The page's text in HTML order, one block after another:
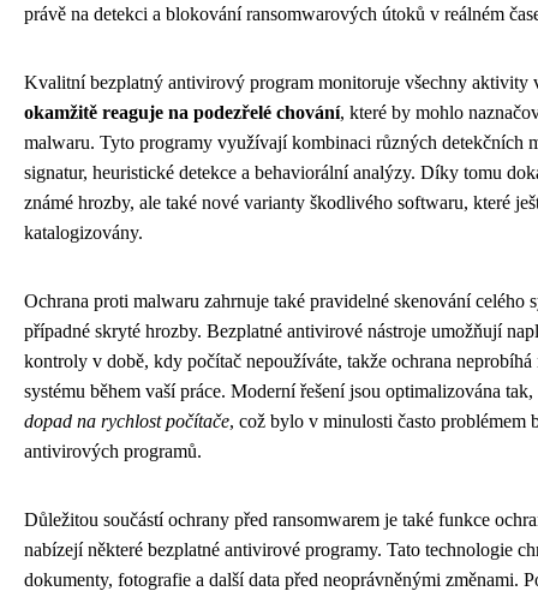
právě na detekci a blokování ransomwarových útoků v reálném
Kvalitní bezplatný antivirový program monitoruje všechny aktivity
okamžitě reaguje na podezřelé chování, které by mohlo
malwaru. Tyto programy využívají kombinaci různých detekčních
signatur, heuristické detekce a behaviorální analýzy. Díky tomu
známé hrozby, ale také nové varianty škodlivého softwaru, které
katalogizovány.
Ochrana proti malwaru zahrnuje také pravidelné skenování celého
případné skryté hrozby. Bezplatné antivirové nástroje umožňují
kontroly v době, kdy počítač nepoužíváte, takže ochrana
systému během vaší práce. Moderní řešení jsou optimalizována
dopad na rychlost počítače, což bylo v minulosti často problémem
antivirových programů.
Důležitou součástí ochrany před ransomwarem je také funkce
nabízejí některé bezplatné antivirové programy. Tato technologie
dokumenty, fotografie a další data před neoprávněnými změnami.